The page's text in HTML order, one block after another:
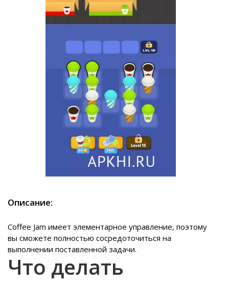
Описание:
Coffee Jam имеет элементарное управление, поэтому
вы сможете полностью сосредоточиться на
выполнении поставленной задачи.
Что делать